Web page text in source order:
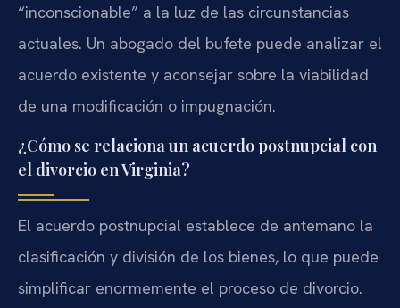
“inconscionable” a la luz de las circunstancias
actuales. Un abogado del bufete puede analizar el
acuerdo existente y aconsejar sobre la viabilidad
de una modificación o impugnación.
¿Cómo se relaciona un acuerdo postnupcial con
el divorcio en Virginia?
El acuerdo postnupcial establece de antemano la
clasificación y división de los bienes, lo que puede
simplificar enormemente el proceso de divorcio.